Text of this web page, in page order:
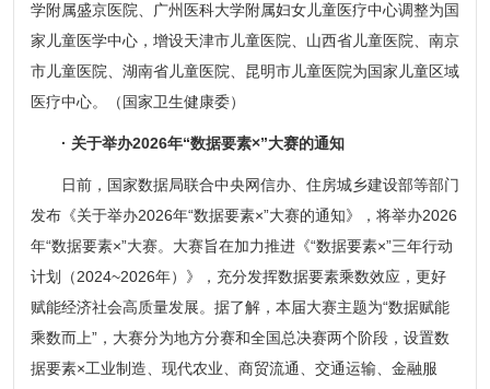
学附属盛京医院、广州医科大学附属妇女儿童医疗中心调整为国
家儿童医学中心，增设天津市儿童医院、山西省儿童医院、南京
市儿童医院、湖南省儿童医院、昆明市儿童医院为国家儿童区域
医疗中心。（国家卫生健康委）
· 关于举办2026年“数据要素×”大赛的通知
日前，国家数据局联合中央网信办、住房城乡建设部等部门
发布《关于举办2026年“数据要素×”大赛的通知》，将举办2026
年“数据要素×”大赛。大赛旨在加力推进《“数据要素×”三年行动
计划（2024~2026年）》，充分发挥数据要素乘数效应，更好
赋能经济社会高质量发展。据了解，本届大赛主题为“数据赋能
乘数而上”，大赛分为地方分赛和全国总决赛两个阶段，设置数
据要素×工业制造、现代农业、商贸流通、交通运输、金融服